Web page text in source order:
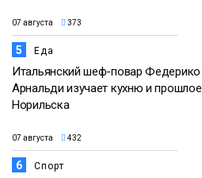
07 августа 373
5 Еда
Итальянский шеф-повар Федерико
Арнальди изучает кухню и прошлое
Норильска
07 августа 432
6 Спорт